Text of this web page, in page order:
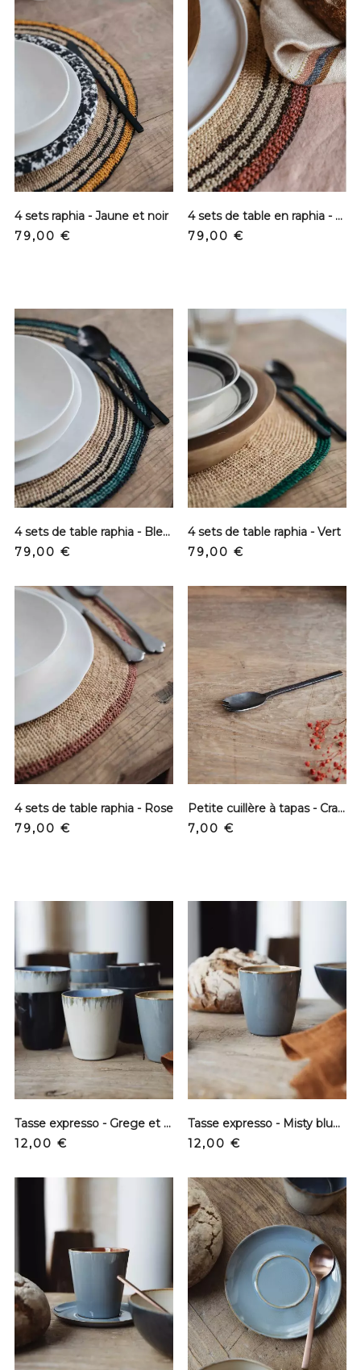
4 sets raphia - Jaune et noir
Precio
79,00 €
4 sets de table en raphia - Rose et noir
Precio
79,00 €
4 sets de table raphia - Bleu et noir
Precio
79,00 €
4 sets de table raphia - Vert
Precio
79,00 €
4 sets de table raphia - Rose
Precio
79,00 €
Petite cuillère à tapas - Crantée
Precio
7,00 €
Tasse expresso - Grege et misty blue
Precio
12,00 €
Tasse expresso - Misty blue et grege
Precio
12,00 €